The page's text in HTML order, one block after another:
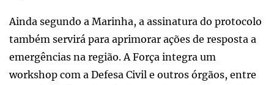
Ainda segundo a Marinha, a assinatura do protocolo
também servirá para aprimorar ações de resposta a
emergências na região. A Força integra um
workshop com a Defesa Civil e outros órgãos, entre